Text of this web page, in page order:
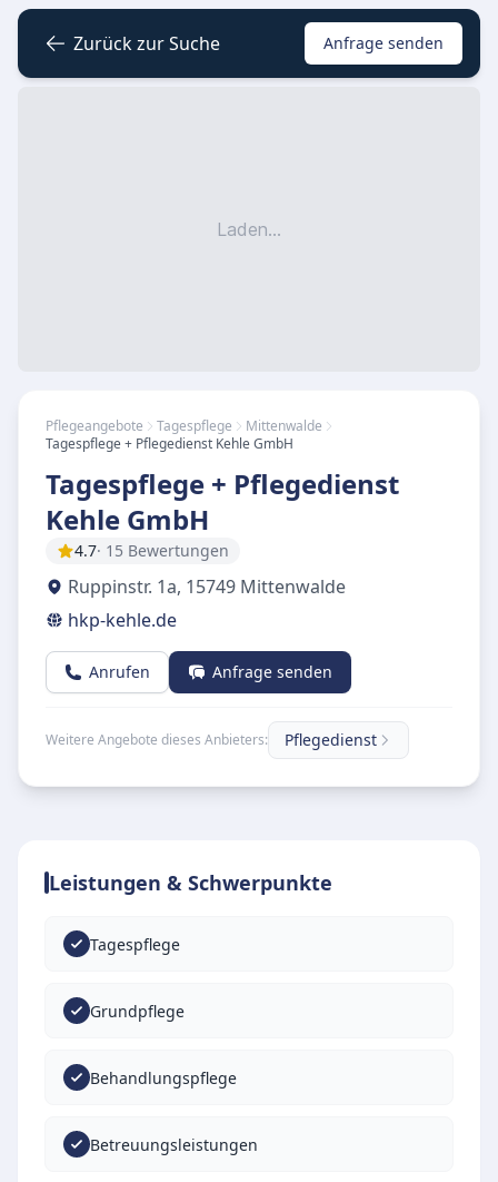
Zurück zur Suche Anfrage senden
Laden...
Pflegeangebote Tagespflege
Mittenwalde
Tagespflege + Pflegedienst Kehle GmbH
Tagespflege + Pflegedienst
Kehle GmbH
4.7· 15 Bewertungen
Ruppinstr. 1a, 15749 Mittenwalde
hkp-kehle.de
Anrufen Anfrage senden
Weitere Angebote dieses Anbieters: Pflegedienst
Leistungen & Schwerpunkte
Tagespflege
Grundpflege
Behandlungspflege
Betreuungsleistungen